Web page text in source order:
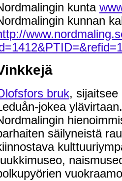
kunta
kunnan
bruk,
jokea
säilyneistä